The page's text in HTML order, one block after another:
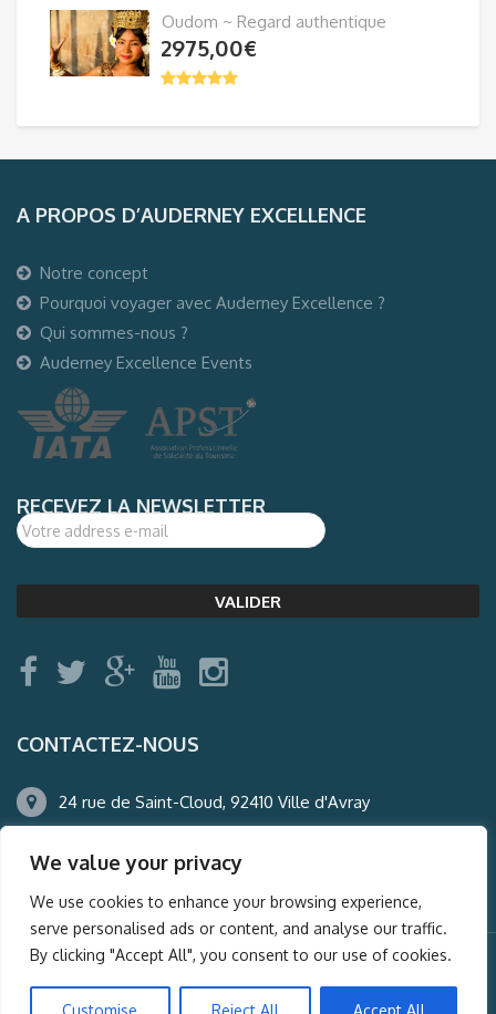
We value your privacy
We use cookies to enhance your browsing experience,
serve personalised ads or content, and analyse our traffic.
By clicking "Accept All", you consent to our use of cookies.
Customise Reject All Accept All
Oudom ~ Regard authentique
2975,00€
A PROPOS D’AUDERNEY EXCELLENCE
Notre concept
Pourquoi voyager avec Auderney Excellence ?
Qui sommes-nous ?
Auderney Excellence Events
RECEVEZ LA NEWSLETTER
CONTACTEZ-NOUS
24 rue de Saint-Cloud, 92410 Ville d'Avray